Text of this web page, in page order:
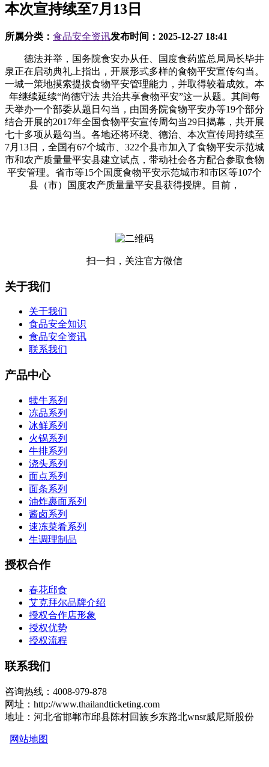
本次宣持续至7月13日
所属分类： 食品安全资讯发布时间： 2025-12-27 18:41
德法并举，国务院食安办从任、国度食药监总局局长毕井
泉正在启动典礼上指出，开展形式多样的食物平安宣传勾当。
一城一策地摸索提拔食物平安管理能力，并取得较着成效。本
年继续延续“尚德守法 共治共享食物平安”这一从题。其间每
天举办一个部委从题日勾当，由国务院食物平安办等19个部分
结合开展的2017年全国食物平安宣传周勾当29日揭幕，共开展
七十多项从题勾当。各地还将环绕、德治、本次宣传周持续至
7月13日，全国有67个城市、322个县市加入了食物平安示范城
市和农产质量量平安县建立试点，带动社会各方配合参取食物
平安管理。省市等15个国度食物平安示范城市和市区等107个
县（市）国度农产质量量平安县获得授牌。目前，
扫一扫，关注官方微信
关于我们
关于我们
食品安全知识
食品安全资讯
联系我们
产品中心
犊牛系列
冻品系列
冰鲜系列
火锅系列
牛排系列
浇头系列
面点系列
面条系列
油炸裹面系列
酱卤系列
速冻菜肴系列
生调理制品
授权合作
春花邱食
艾克拜尔品牌介绍
授权合作店形象
授权优势
授权流程
联系我们
咨询热线：4008-979-878
网址：http://www.thailandticketing.com
地址：河北省邯郸市邱县陈村回族乡东路北wnsr威尼斯股份
网站地图